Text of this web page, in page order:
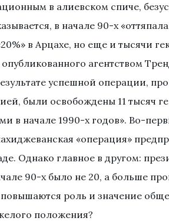
в алиевском спиче,
в начале 90-х
в Арцахе, но еще и тысячи
опубликованного агентством
успешной операции,
были освобождены 11 тысяч
в начале 1990-х годов». Во-
«операция»
Однако главное в другом:
90-х было не 20, а больше
роль и значение
положения?